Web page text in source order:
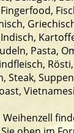
Pasta,
Steak,